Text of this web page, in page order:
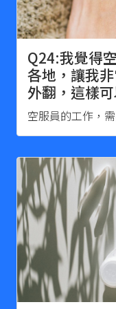
Q24:我覺得
各地，讓我
外翻，這樣
空服員的工作，